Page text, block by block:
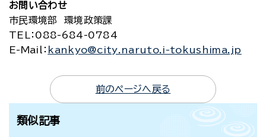
お問い合わせ
市民環境部 環境政策課
TEL
：088-684-0784
E-Mail
： kankyo@city.naruto.i-tokushima.jp
前のページへ戻る
類似記事